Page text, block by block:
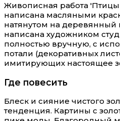
Живописная работа
написана масляными
натянутом на деревянный
написана художником
полностью вручную, с
потали (декоративных
имитирующих настоящее
Где повесить
Блеск и сияние чистого
тенденция. Картины с